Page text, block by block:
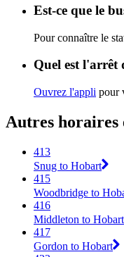
Est-ce que le
Pour connaître le
Quel est l'arrêt
Ouvrez l'appli pour
Autres horaires
413
Snug to Hobart
415
Woodbridge to
416
Middleton to Hobart
417
Gordon to Hobart